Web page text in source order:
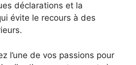
déclarations et la
évite le recours à des
l’une de vos passions pour